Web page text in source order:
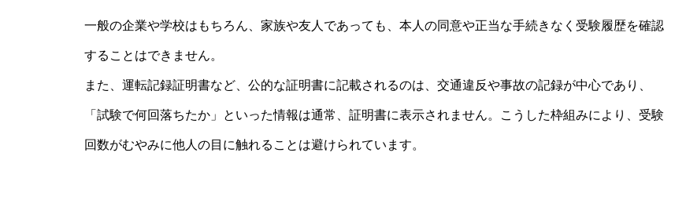
一般の企業や学校はもちろん、家族や友人であっても、本人の同意や正当な手続きなく受験履歴を確認
することはできません。
また、運転記録証明書など、公的な証明書に記載されるのは、交通違反や事故の記録が中心であり、
「試験で何回落ちたか」といった情報は通常、証明書に表示されません。こうした枠組みにより、受験
回数がむやみに他人の目に触れることは避けられています。